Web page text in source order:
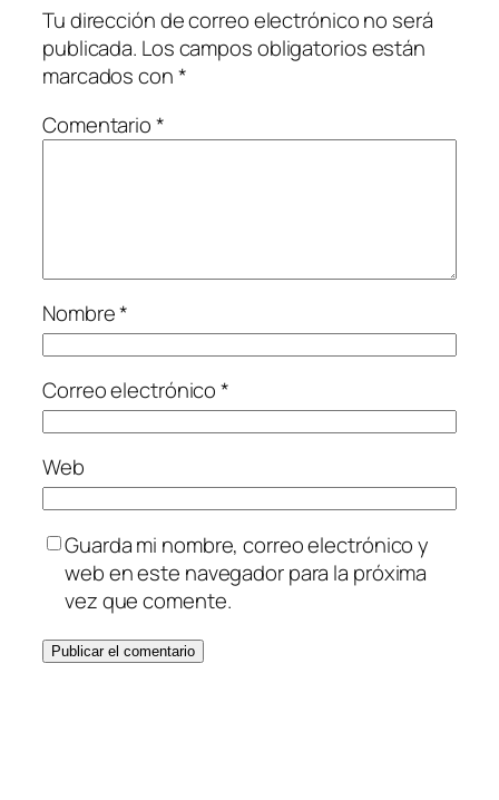
Tu dirección de correo electrónico no será
publicada. Los campos obligatorios están
marcados con*
Comentario*
Nombre*
Correo electrónico*
Web
Guarda mi nombre, correo electrónico y
web en este navegador para la próxima
vez que comente.